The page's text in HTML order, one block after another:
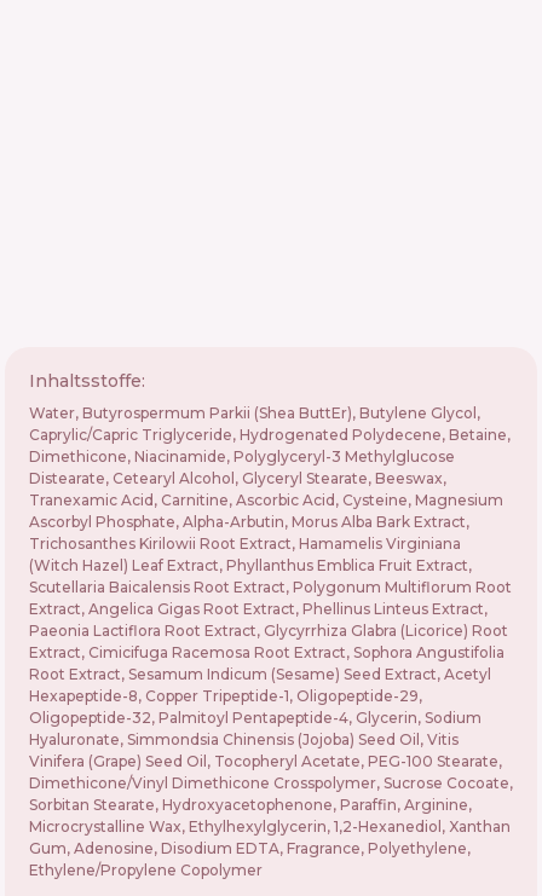
Inhaltsstoffe:
Water, Butyrospermum Parkii (Shea ButtEr), Butylene Glycol,
Caprylic/​Capric Triglyceride, Hydrogenated Polydecene, Betaine,
Dimethicone, Niacinamide, Polyglyceryl-3 Methylglucose
Distearate, Cetearyl Alcohol, Glyceryl Stearate, Beeswax,
Tranexamic Acid, Carnitine, Ascorbic Acid, Cysteine, Magnesium
Ascorbyl Phosphate, Alpha-Arbutin, Morus Alba Bark Extract,
Trichosanthes Kirilowii Root Extract, Hamamelis Virginiana
(Witch Hazel) Leaf Extract, Phyllanthus Emblica Fruit Extract,
Scutellaria Baicalensis Root Extract, Polygonum Multiflorum Root
Extract, Angelica Gigas Root Extract, Phellinus Linteus Extract,
Paeonia Lactiflora Root Extract, Glycyrrhiza Glabra (Licorice) Root
Extract, Cimicifuga Racemosa Root Extract, Sophora Angustifolia
Root Extract, Sesamum Indicum (Sesame) Seed Extract, Acetyl
Hexapeptide-8, Copper Tripeptide-1, Oligopeptide-29,
Oligopeptide-32, Palmitoyl Pentapeptide-4, Glycerin, Sodium
Hyaluronate, Simmondsia Chinensis (Jojoba) Seed Oil, Vitis
Vinifera (Grape) Seed Oil, Tocopheryl Acetate, PEG-100 Stearate,
Dimethicone/​Vinyl Dimethicone Crosspolymer, Sucrose Cocoate,
Sorbitan Stearate, Hydroxyacetophenone, Paraffin, Arginine,
Microcrystalline Wax, Ethylhexylglycerin, 1,2-Hexanediol, Xanthan
Gum, Adenosine, Disodium EDTA, Fragrance, Polyethylene,
Ethylene/​Propylene Copolymer